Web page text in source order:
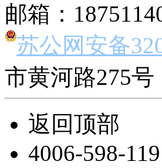
邮箱：
苏公网安备
市黄河路275
返回顶部
4006-598-119